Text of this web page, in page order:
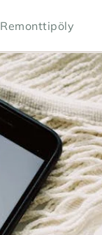
Remonttipöly